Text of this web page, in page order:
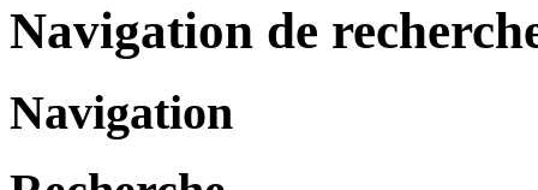
Navigation de
Navigation